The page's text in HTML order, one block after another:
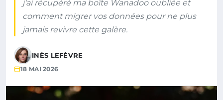
j'ai récupéré ma boîte Wanadoo oubliée et
comment migrer vos données pour ne plus
jamais revivre cette galère.
INÈS LEFÈVRE
18 MAI 2026